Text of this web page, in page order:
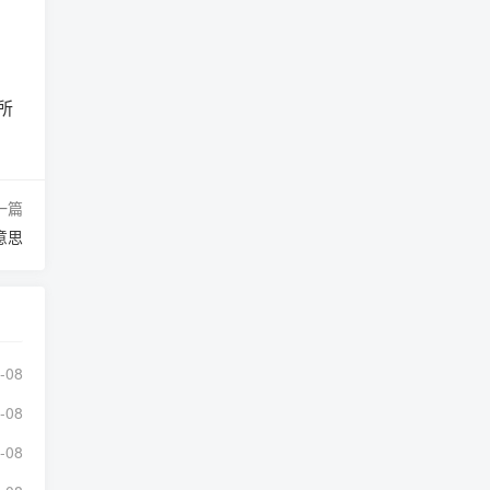
篇
思
08
08
08